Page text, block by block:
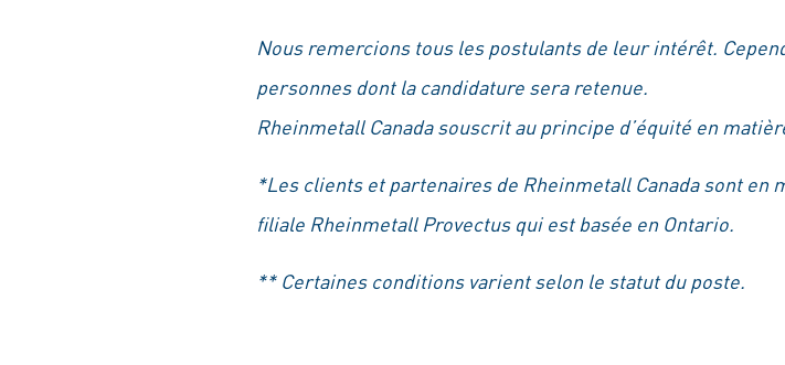
Nous remercions tous les postulants de leur intérêt.
personnes dont la candidature sera retenue.
Rheinmetall Canada souscrit au principe d’équité en
*Les clients et partenaires de Rheinmetall Canada sont en
filiale Rheinmetall Provectus qui est basée en Ontario.
** Certaines conditions varient selon le statut du poste.